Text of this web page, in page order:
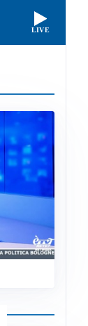
LIVE